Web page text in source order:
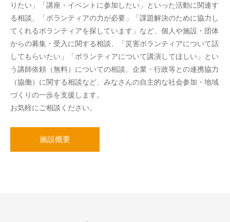
りたい」「講座・イベントに参加したい」といった活動に関連す
る相談、「ボランティアの力が必要」「課題解決のために協力し
てくれるボランティアを探しています」など、個人や施設・団体
からの募集・受入に関する相談、「災害ボランティアについて話
してもらいたい」「ボランティアについて講演してほしい」とい
う講師依頼（無料）についての相談、企業・行政等との連携協力
（協働）に関する相談など、みなさんの自主的な社会参加・地域
づくりの一歩を支援します。
お気軽にご相談ください。
施設概要